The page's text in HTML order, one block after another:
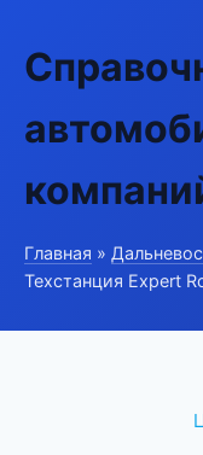
Главная »
Техстанция Expert